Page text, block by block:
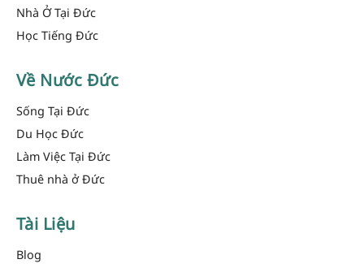
Nhà Ở Tại Đức
Học Tiếng Đức
Về Nước Đức
Sống Tại Đức
Du Học Đức
Làm Việc Tại Đức
Thuê nhà ở Đức
Tài Liệu
Blog